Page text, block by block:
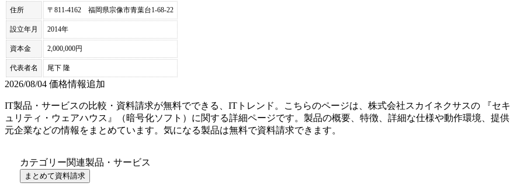
住所 〒811-4162 福岡県宗像市青葉台1-68-22
設立年月 2014年
資本金 2,000,000円
代表者名 尾下 隆
2026/08/04 価格情報追加
IT製品・サービスの比較・資料請求が無料でできる、ITトレンド。こちらのページは、 株式会社スカイネクサスの 『セキ
ュリティ・ウェアハウス 』（暗号化ソフト ）に関する詳細ページです。製品の概要、特徴、詳細な仕様や動作環境、提供
元企業などの情報をまとめています。気になる製品は無料で資料請求できます。
カテゴリー関連製品・サービス
まとめて資料請求